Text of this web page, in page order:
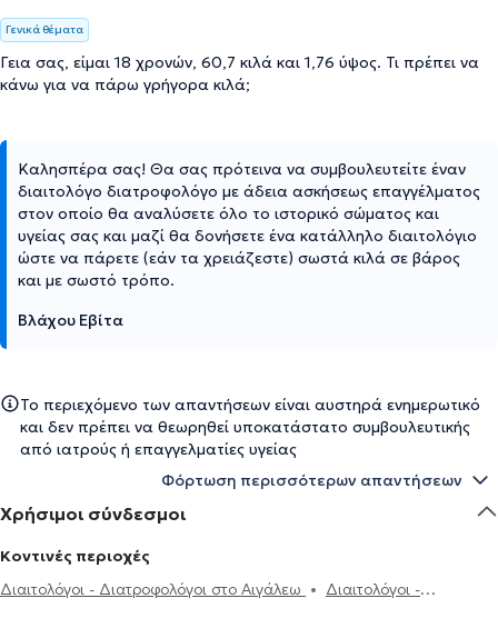
Γενικά θέματα
Γεια σας, είμαι 18 χρονών, 60,7 κιλά και 1,76 ύψος. Τι πρέπει να
κάνω για να πάρω γρήγορα κιλά;
Καλησπέρα σας! Θα σας πρότεινα να συμβουλευτείτε έναν
διαιτολόγο διατροφολόγο με άδεια ασκήσεως επαγγέλματος
στον οποίο θα αναλύσετε όλο το ιστορικό σώματος και
υγείας σας και μαζί θα δονήσετε ένα κατάλληλο διαιτολόγιο
ώστε να πάρετε (εάν τα χρειάζεστε) σωστά κιλά σε βάρος
και με σωστό τρόπο.
Βλάχου Εβίτα
Το περιεχόμενο των απαντήσεων είναι αυστηρά ενημερωτικό
και δεν πρέπει να θεωρηθεί υποκατάστατο συμβουλευτικής
από ιατρούς ή επαγγελματίες υγείας
Φόρτωση περισσότερων απαντήσεων
Χρήσιμοι σύνδεσμοι
Κοντινές περιοχές
Διαιτολόγοι - Διατροφολόγοι στο Αιγάλεω
Διαιτολόγοι -